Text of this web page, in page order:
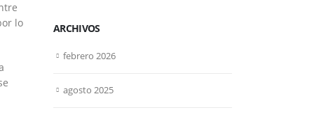
lo
ARCHIVOS
febrero 2026
agosto 2025